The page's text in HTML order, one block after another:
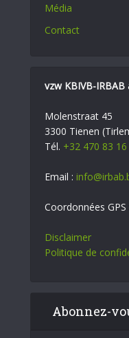
Média
Contact
vzw KBIVB-IRBAB
Molenstraat 45
3300 Tienen
Tél. +32 470 83
Email :
Coordonnées
Disclaimer
Politique de
Abonnez-